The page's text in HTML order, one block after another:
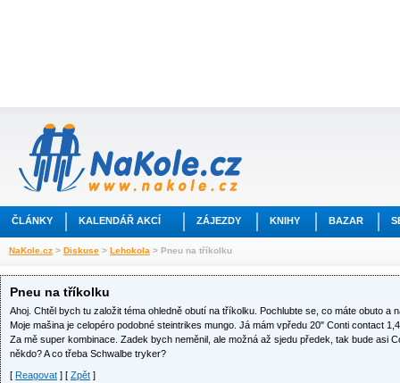
ČLÁNKY KALENDÁŘ AKCÍ ZÁJEZDY KNIHY BAZAR
NaKole.cz > Diskuse > Lehokola > Pneu na tříkolku
Pneu na tříkolku
Ahoj. Chtěl bych tu založit téma ohledně obutí na tříkolku. Pochlubte se, co máte obuto a
Moje mašina je celopéro podobné steintrikes mungo. Já mám vpředu 20" Conti contact
Za mě super kombinace. Zadek bych neměnil, ale možná až sjedu předek, tak bude asi
někdo? A co třeba Schwalbe tryker?
[ Reagovat ] [ Zpět ]